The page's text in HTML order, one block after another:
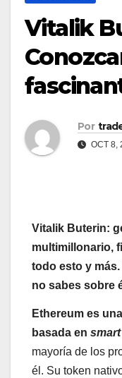
Vitalik
Por
OCT 8,
Vitalik Buterin:
multimillonario,
todo esto y
no sabes sobre
Ethereum es una
basada en
mayoría de los
él. Su token